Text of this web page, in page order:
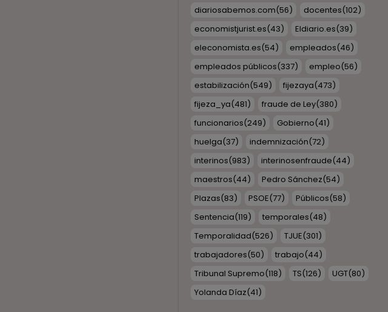
diariosabemos.com(56) docentes(102)
economistjurist.es(43) Eldiario.es(39)
eleconomista.es(54) empleados(46)
empleados públicos(337) empleo(56)
estabilización(549) fijezaya(473)
fijeza_ya(481) fraude de Ley(380)
funcionarios(249) Gobierno(41)
huelga(37) indemnización(72)
interinos(983) interinosenfraude(44)
maestros(44) Pedro Sánchez(54)
Plazas(83) PSOE(77) Públicos(58)
Sentencia(119) temporales(48)
Temporalidad(526) TJUE(301)
trabajadores(50) trabajo(44)
Tribunal Supremo(118) TS(126) UGT(80)
Yolanda Díaz(41)